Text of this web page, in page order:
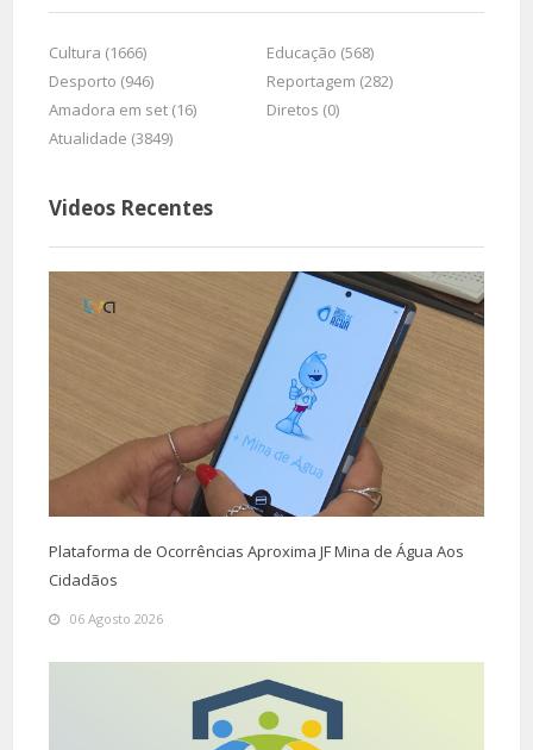
Cultura (1666)
Educação (568)
Desporto (946)
Reportagem (282)
Amadora em set (16)
Diretos (0)
Atualidade (3849)
Videos Recentes
Plataforma de Ocorrências Aproxima JF Mina de Água Aos
Cidadãos
06 Agosto 2026